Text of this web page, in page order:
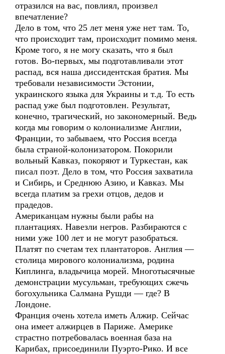
отразился на вас, повлиял, произвел
впечатление?
Дело в том, что 25 лет меня уже нет там. То,
что происходит там, происходит помимо меня.
Кроме того, я не могу сказать, что я был
готов. Во-первых, мы подготавливали этот
распад, вся наша диссидентская братия. Мы
требовали независимости Эстонии,
украинского языка для Украины и т.д. То есть
распад уже был подготовлен. Результат,
конечно, трагический, но закономерный. Ведь
когда мы говорим о колониализме Англии,
Франции, то забываем, что Россия всегда
была страной-колонизатором. Покорили
вольный Кавказ, покоряют и Туркестан, как
писал поэт. Дело в том, что Россия захватила
и Сибирь, и Среднюю Азию, и Кавказ. Мы
всегда платим за грехи отцов, дедов и
прадедов.
Американцам нужны были рабы на
плантациях. Навезли негров. Разбираются с
ними уже 100 лет и не могут разобраться.
Платят по счетам тех плантаторов. Англия —
столица мирового колониализма, родина
Киплинга, владычица морей. Многотысячные
демонстрации мусульман, требующих сжечь
богохульника Салмана Рушди — где? В
Лондоне.
Франция очень хотела иметь Алжир. Сейчас
она имеет алжирцев в Париже. Америке
страстно потребовалась военная база на
Карибах, присоединили Пуэрто-Рико. И все